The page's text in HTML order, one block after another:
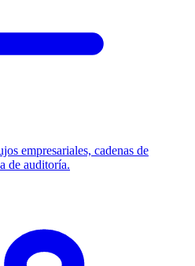
empresariales, cadenas de
de auditoría.